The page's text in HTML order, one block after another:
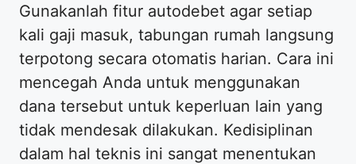
Gunakanlah fitur autodebet agar setiap
kali gaji masuk, tabungan rumah langsung
terpotong secara otomatis harian. Cara ini
mencegah Anda untuk menggunakan
dana tersebut untuk keperluan lain yang
tidak mendesak dilakukan. Kedisiplinan
dalam hal teknis ini sangat menentukan